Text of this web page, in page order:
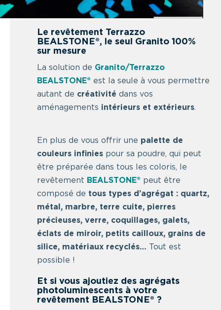
Le revêtement Terrazzo
BEALSTONE®, le seul Granito 100%
sur mesure
La solution de Granito/Terrazzo
BEALSTONE® est la seule à vous permettre
autant de créativitédans vos
aménagements intérieurs et extérieurs.
En plus de vous offrir une palette de
couleurs infinies pour sa poudre, qui peut
être préparée dans tous les coloris, le
revêtement BEALSTONE® peut être
composé de tous types d’agrégat : quartz,
métal, marbre, terre cuite, pierres
précieuses, verre, coquillages, galets,
éclats de miroir, petits cailloux, grains de
silice, matériaux recyclés… Tout est
possible !
Et si vous ajoutiez des agrégats
photoluminescents à votre
revêtement BEALSTONE® ?